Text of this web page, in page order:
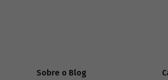
Sobre o Blog